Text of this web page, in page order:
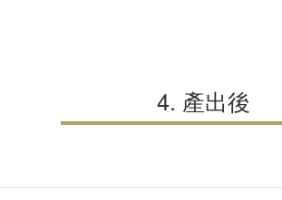
4. 產出後